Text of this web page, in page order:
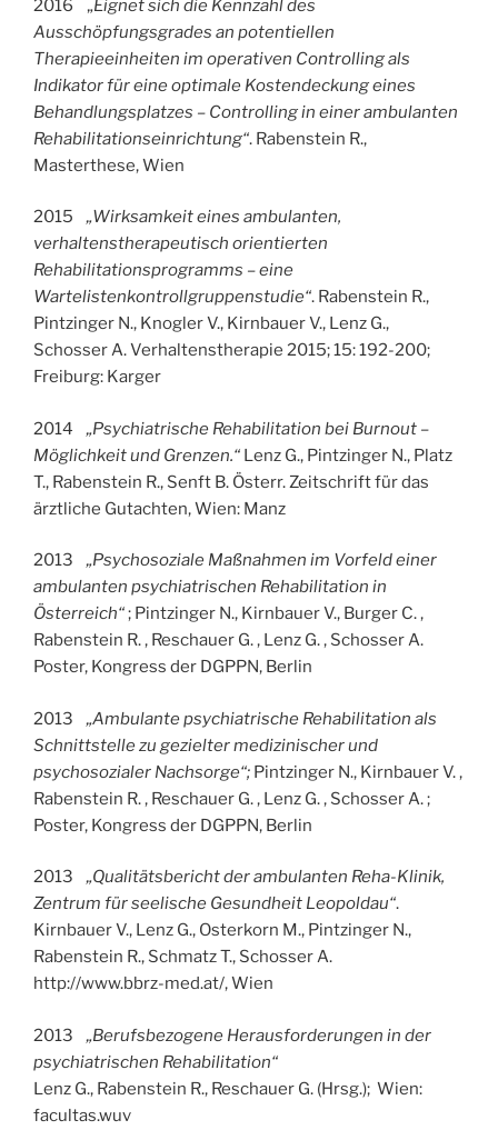
2016 „Eignet sich die Kennzahl des
Ausschöpfungsgrades an potentiellen
Therapieeinheiten im operativen Controlling als
Indikator für eine optimale Kostendeckung eines
Behandlungsplatzes – Controlling in einer ambulanten
Rehabilitationseinrichtung“. Rabenstein R.,
Masterthese, Wien
2015„Wirksamkeit eines ambulanten,
verhaltenstherapeutisch orientierten
Rehabilitationsprogramms – eine
Wartelistenkontrollgruppenstudie“. Rabenstein R.,
Pintzinger N., Knogler V., Kirnbauer V., Lenz G.,
Schosser A. Verhaltenstherapie 2015; 15: 192-200;
Freiburg: Karger
2014 „Psychiatrische Rehabilitation bei Burnout –
Möglichkeit und Grenzen.“ Lenz G., Pintzinger N., Platz
T., Rabenstein R., Senft B. Österr. Zeitschrift für das
ärztliche Gutachten, Wien: Manz
2013„Psychosoziale Maßnahmen im Vorfeld einer
ambulanten psychiatrischen Rehabilitation in
Österreich“; Pintzinger N., Kirnbauer V., Burger C. ,
Rabenstein R. , Reschauer G. , Lenz G. , Schosser A.
Poster, Kongress der DGPPN, Berlin
2013 „Ambulante psychiatrische Rehabilitation als
Schnittstelle zu gezielter medizinischer und
psychosozialer Nachsorge“; Pintzinger N., Kirnbauer V. ,
Rabenstein R. , Reschauer G. , Lenz G. , Schosser A. ;
Poster, Kongress der DGPPN, Berlin
2013„Qualitätsbericht der ambulanten Reha-Klinik,
Zentrum für seelische Gesundheit Leopoldau“.
Kirnbauer V., Lenz G., Osterkorn M., Pintzinger N.,
Rabenstein R., Schmatz T., Schosser A.
http://www.bbrz-med.at/, Wien
2013 „Berufsbezogene Herausforderungen in der
psychiatrischen Rehabilitation“
Lenz G., Rabenstein R., Reschauer G. (Hrsg.); Wien:
facultas.wuv